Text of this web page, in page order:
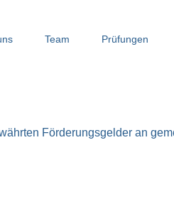
Team Prüfungen
Förderungsgelder an